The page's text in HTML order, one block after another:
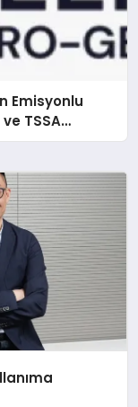
Emisyonlu
TSSA